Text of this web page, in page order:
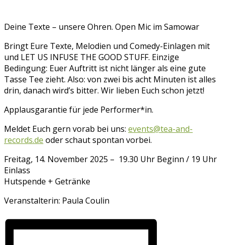
Deine Texte – unsere Ohren. Open Mic im Samowar
Bringt Eure Texte, Melodien und Comedy-Einlagen mit
und LET US INFUSE THE GOOD STUFF. Einzige
Bedingung: Euer Auftritt ist nicht länger als eine gute
Tasse Tee zieht. Also: von zwei bis acht Minuten ist alles
drin, danach wird’s bitter. Wir lieben Euch schon jetzt!
Applausgarantie für jede Performer*in.
Meldet Euch gern vorab bei uns: events@tea-and-
records.de oder schaut spontan vorbei.
Freitag, 14. November 2025 – 19.30 Uhr Beginn / 19 Uhr
Einlass
Hutspende + Getränke
Veranstalterin: Paula Coulin